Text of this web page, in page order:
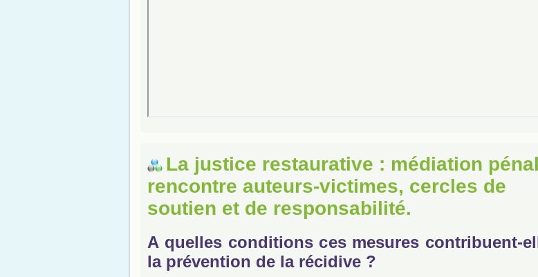
La justice restaurative : médiation
rencontre auteurs-victimes, cercles de
soutien et de responsabilité.
A quelles conditions ces mesures contribuent-
la prévention de la récidive ?